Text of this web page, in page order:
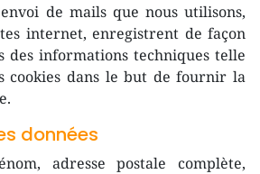
de mails que nous utilisons,
internet, enregistrent de façon
des informations techniques telle
cookies dans le but de fournir la
données
adresse postale complète,